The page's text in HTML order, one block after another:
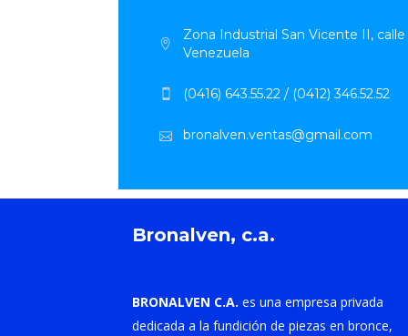
Zona Industrial San Vicente II,
Venezuela
(0416) 643.55.22 / (0412) 346.52.52
bronalven.ventas@gmail.com
Bronalven, c.a.
BRONALVEN C.A. es una empresa privada
dedicada a la fundición de piezas en bronce,